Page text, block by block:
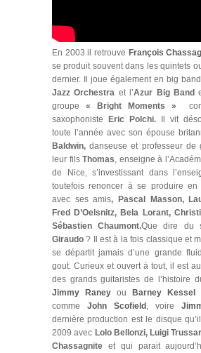
En 2003 il retrouve François
se produit souvent dans les quintets
dernier. Il joue également en big
Jazz Orchestra et l’Azur Big Band
groupe « Bright Moments »
saxophoniste Eric Polchi. Il vit
toute l’année avec son épouse
Baldwin, danseuse et professeur de
leur filsThomas , enseigne à
de Nice, s’investissant dans
toutefois renoncer à se produire en
avec ses amis, Pascal Masson,
Fred D’Oelsnitz, Bela Lorant,
Sébastien Chaumont.Que dire du
Giraudo ? Il est à la fois classique et
se départit jamais d’une grande
gout. Curieux et ouvert à tout, il est
des grands guitaristes de l’histoire
Jimmy Raney ou Barney Kessel
comme John Scofield voire
dernière production est le disque
2009 avec Lolo Bellonzi, Luigi
Chassagnite et qui parait